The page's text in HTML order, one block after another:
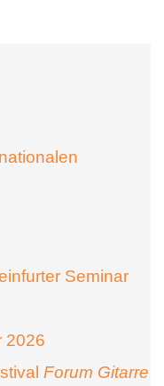
Seminar
2026
Forum Gitarre